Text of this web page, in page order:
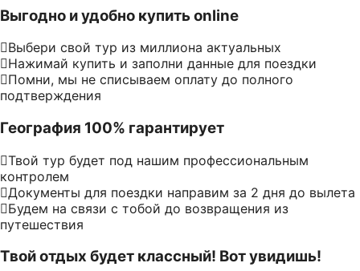
Выгодно и удобно купить online
Выбери свой тур из миллиона актуальных
Нажимай купить и заполни данные для поездки
Помни, мы не списываем оплату до полного
подтверждения
География 100% гарантирует
Твой тур будет под нашим профессиональным
контролем
Документы для поездки направим за 2 дня до вылета
Будем на связи с тобой до возвращения из
путешествия
Твой отдых будет классный! Вот увидишь!